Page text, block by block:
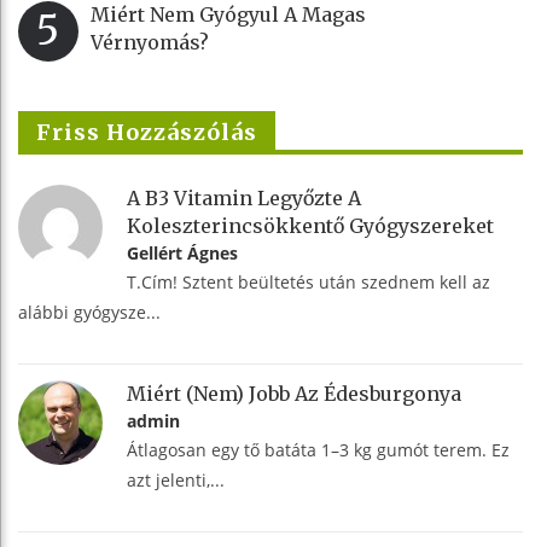
5
Miért Nem Gyógyul A Magas
Vérnyomás?
Friss Hozzászólás
A B3 Vitamin Legyőzte A
Koleszterincsökkentő Gyógyszereket
Gellért Ágnes
T.Cím! Sztent beültetés után szednem kell az
alábbi gyógysze...
Miért (nem) Jobb Az Édesburgonya
admin
Átlagosan egy tő batáta 1–3 kg gumót terem. Ez
azt jelenti,...